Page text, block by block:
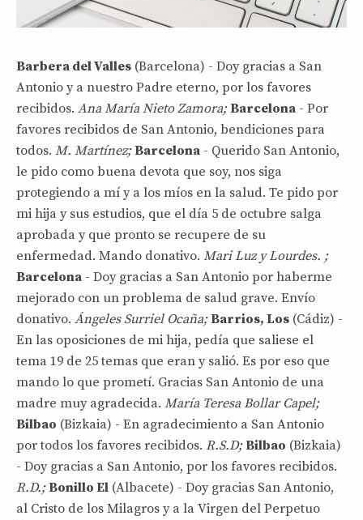
Barbera del Valles (Barcelona) - Doy gracias a San
Antonio y a nuestro Padre eterno, por los favores
recibidos. Ana María Nieto Zamora; Barcelona - Por
favores recibidos de San Antonio, bendiciones para
todos. M. Martínez; Barcelona - Querido San Antonio,
le pido como buena devota que soy, nos siga
protegiendo a mí y a los míos en la salud. Te pido por
mi hija y sus estudios, que el día 5 de octubre salga
aprobada y que pronto se recupere de su
enfermedad. Mando donativo. Mari Luz y Lourdes. ;
Barcelona - Doy gracias a San Antonio por haberme
mejorado con un problema de salud grave. Envío
donativo. Ángeles Surriel Ocaña; Barrios, Los (Cádiz) -
En las oposiciones de mi hija, pedía que saliese el
tema 19 de 25 temas que eran y salió. Es por eso que
mando lo que prometí. Gracias San Antonio de una
madre muy agradecida. María Teresa Bollar Capel;
Bilbao (Bizkaia) - En agradecimiento a San Antonio
por todos los favores recibidos. R.S.D; Bilbao (Bizkaia)
- Doy gracias a San Antonio, por los favores recibidos.
R.D.; Bonillo El (Albacete) - Doy gracias San Antonio,
al Cristo de los Milagros y a la Virgen del Perpetuo